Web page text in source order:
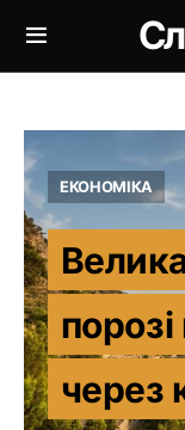
ЕКОНОМІКА
порозі
через